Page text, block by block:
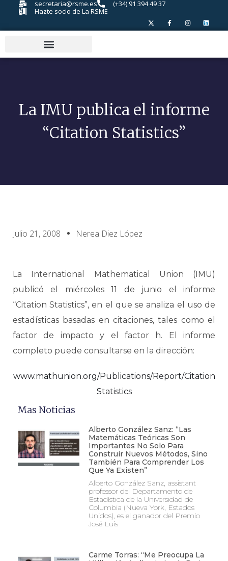
secretaria@rsme.es
(+34) 91 394 49 37
Hazte socio de La RSME
La IMU publica el informe
“Citation Statistics”
Julio 21, 2008 Nerea Diez López
La International Mathematical Union (IMU)
publicó el miércoles 11 de junio el informe
“Citation Statistics”, en el que se analiza el uso de
estadísticas basadas en citaciones, tales como el
factor de impacto y el factor h. El informe
completo puede consultarse en la dirección:
www.mathunion.org/Publications/Report/Citation
Statistics
Mas Noticias
Alberto González Sanz: “Las
Matemáticas Teóricas Son
Importantes No Solo Para
Construir Nuevos Métodos, Sino
También Para Comprender Los
Que Ya Existen”
Alberto González Sanz, assistant
professor del Departamento de
Estadística de la Universidad de
Columbia (Nueva York, Estados
Unidos), es el ganador del Premio
José Luis
Carme Torras: “Me Preocupa La